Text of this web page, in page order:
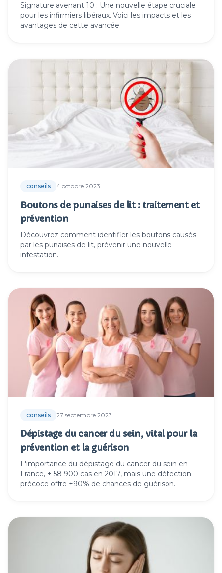
Signature avenant 10 : Une nouvelle étape cruciale
pour les infirmiers libéraux. Voici les impacts et les
avantages de cette avancée.
conseils 4 octobre 2023
Boutons de punaises de lit : traitement et
prévention
Découvrez comment identifier les boutons causés
par les punaises de lit, prévenir une nouvelle
infestation.
conseils 27 septembre 2023
Dépistage du cancer du sein, vital pour la
prévention et la guérison
L'importance du dépistage du cancer du sein en
France, + 58 900 cas en 2017, mais une détection
précoce offre +90% de chances de guérison.